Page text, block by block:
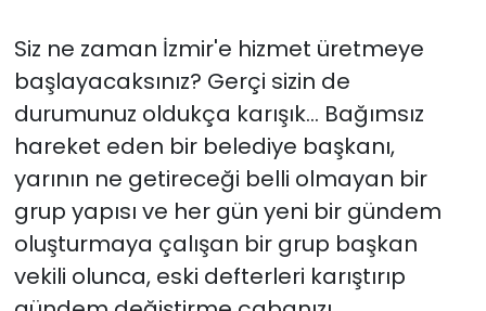
Siz ne zaman İzmir'e hizmet üretmeye
başlayacaksınız? Gerçi sizin de
durumunuz oldukça karışık... Bağımsız
hareket eden bir belediye başkanı,
yarının ne getireceği belli olmayan bir
grup yapısı ve her gün yeni bir gündem
oluşturmaya çalışan bir grup başkan
vekili olunca, eski defterleri karıştırıp